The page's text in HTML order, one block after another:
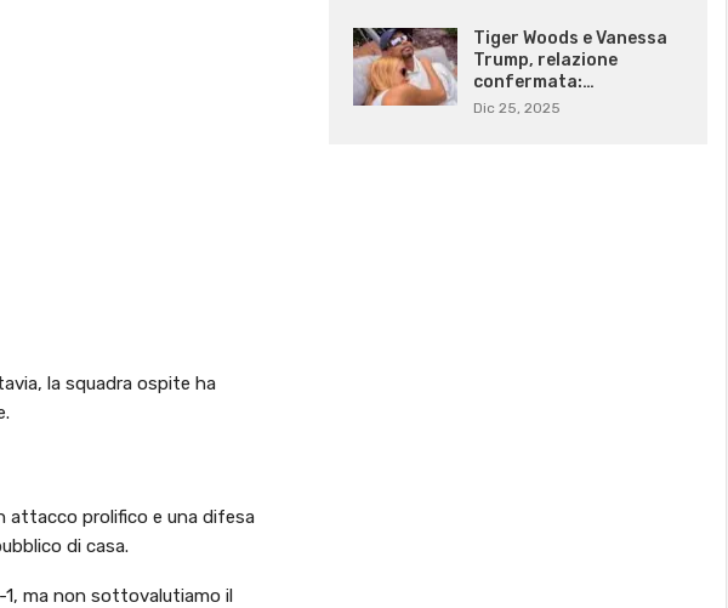
la squadra ospite ha
attacco prolifico e una difesa
di casa.
1, ma non sottovalutiamo il
Tiger Woods e Vanessa
Trump, relazione
confermata:…
Dic 25, 2025